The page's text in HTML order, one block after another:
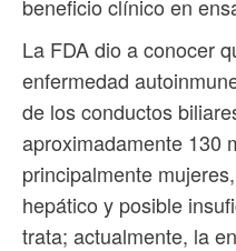
beneficio clínico en
La FDA dio a conocer
enfermedad
de los conductos
aproximadamente 130
principalmente
hepático y posible
trata; actualmente, la